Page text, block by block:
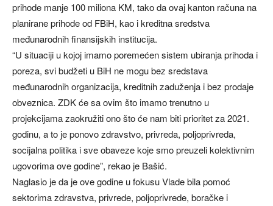
prihode manje 100 miliona KM, tako da ovaj kanton računa na
planirane prihode od FBiH, kao i kreditna sredstva
međunarodnih finansijskih institucija.
“U situaciji u kojoj imamo poremećen sistem ubiranja prihoda i
poreza, svi budžeti u BiH ne mogu bez sredstava
međunarodnih organizacija, kreditnih zaduženja i bez prodaje
obveznica. ZDK će sa ovim što imamo trenutno u
projekcijama zaokružiti ono što će nam biti prioritet za 2021.
godinu, a to je ponovo zdravstvo, privreda, poljoprivreda,
socijalna politika i sve obaveze koje smo preuzeli kolektivnim
ugovorima ove godine”, rekao je Bašić.
Naglasio je da je ove godine u fokusu Vlade bila pomoć
sektorima zdravstva, privrede, poljoprivrede, boračke i